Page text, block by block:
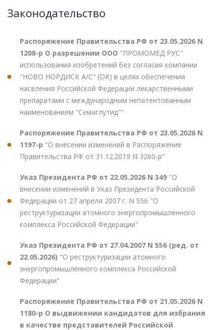
Законодательство
Распоряжение Правительства РФ от 23.05.2026 N
1208-р О разрешении ООО "ПРОМОМЕД РУС"
использования изобретений без согласия компании
"НОВО НОРДИСК А/С" (DK) в целях обеспечения
населения Российской Федерации лекарственными
препаратами с международным непатентованным
наименованием "Семаглутид""
Распоряжение Правительства РФ от 23.05.2026 N
1197-р "О внесении изменений в Распоряжение
Правительства РФ от 31.12.2019 N 3260-р"
Указ Президента РФ от 22.05.2026 N 349 "О
внесении изменений в Указ Президента Российской
Федерации от 27 апреля 2007 г. N 556 "О
реструктуризации атомного энергопромышленного
комплекса Российской Федерации"
Указ Президента РФ от 27.04.2007 N 556 (ред. от
22.05.2026) "О реструктуризации атомного
энергопромышленного комплекса Российской
Федерации"
Распоряжение Правительства РФ от 21.05.2026 N
1180-р О выдвижении кандидатов для избрания
в качестве представителей Российской